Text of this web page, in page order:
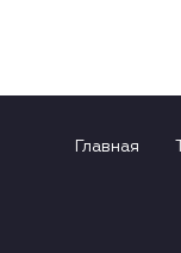
Главная